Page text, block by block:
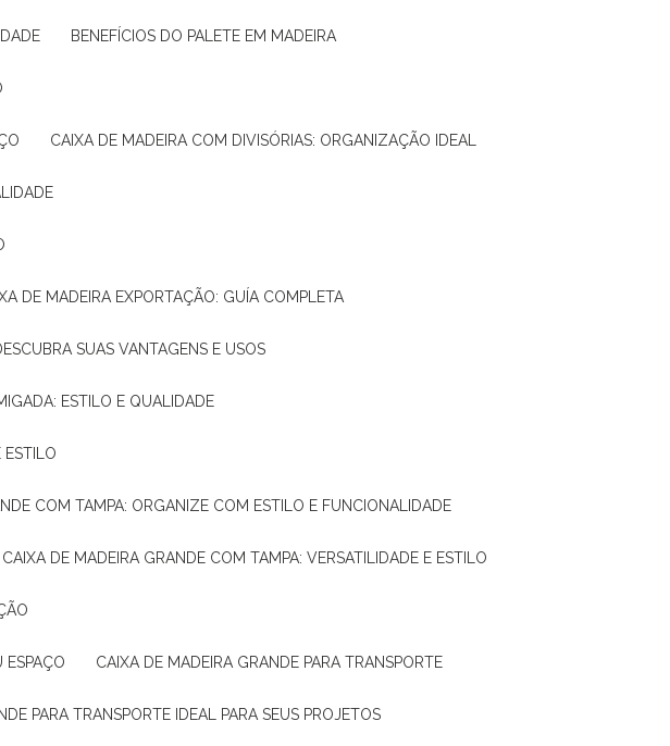
BENEFÍCIOS DO PALETE EM MADEIRA
CAIXA DE MADEIRA COM DIVISÓRIAS: ORGANIZAÇÃO IDEAL
DE MADEIRA EXPORTAÇÃO: GUÍA COMPLETA
SUAS VANTAGENS E USOS
ESTILO E QUALIDADE
ESTILO
COM TAMPA: ORGANIZE COM ESTILO E FUNCIONALIDADE
CAIXA DE MADEIRA GRANDE COM TAMPA: VERSATILIDADE E ESTILO
ESPAÇO CAIXA DE MADEIRA GRANDE PARA TRANSPORTE
PARA TRANSPORTE IDEAL PARA SEUS PROJETOS